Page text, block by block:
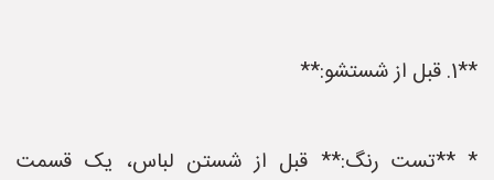
**1. قبل از شستشو:**
* **تست رنگ:** قبل از شستن لباس، یک قسمت